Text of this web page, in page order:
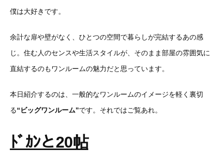
僕は大好きです。
余計な扉や壁がなく、ひとつの空間で暮らしが完結するあの感
じ。住む人のセンスや生活スタイルが、そのまま部屋の雰囲気に
直結するのもワンルームの魅力だと思っています。
本日紹介するのは、一般的なワンルームのイメージを軽く裏切
る“ビッグワンルーム”です。それではご覧あれ。
ﾄﾞｶﾝと20帖